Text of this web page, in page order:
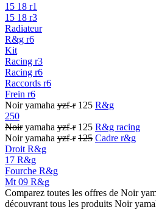
15 18 r1
15 18 r3
Radiateur
R&g r6
Kit
Racing r3
Racing r6
Raccords r6
Frein r6
Noir yamaha yzf-r125 R&g
250
Noiryamaha yzf-r125 R&g racing
Noir yamaha yzf-r 125 Cadre r&g
Droit R&g
17 R&g
Fourche R&g
Mt 09 R&g
Comparez toutes les offres de Noir
découvrant tous les produits Noir